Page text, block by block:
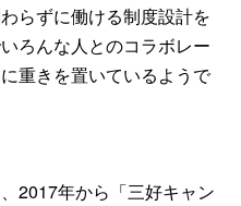
らずに働ける制度設計を
ろんな人とのコラボレー
重きを置いているようで
2017年から「三好キャン